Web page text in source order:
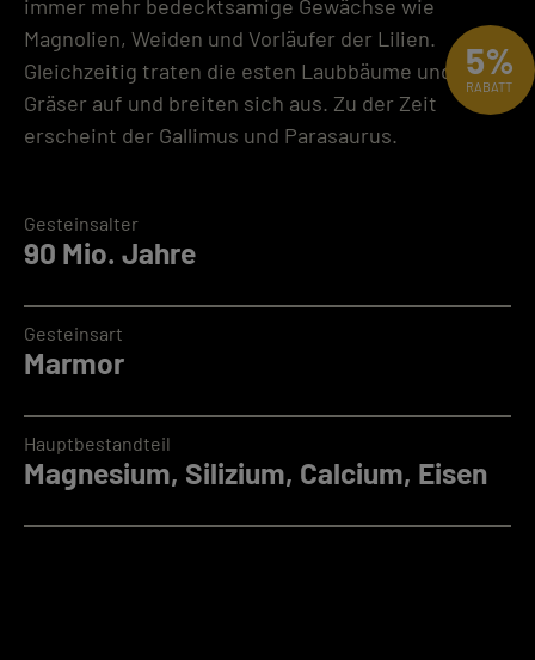
immer mehr bedecktsamige Gewächse wie
Magnolien, Weiden und Vorläufer der Lilien.
Gleichzeitig traten die esten Laubbäume und
Gräser auf und breiten sich aus. Zu der Zeit
erscheint der Gallimus und Parasaurus.
90 Mio. Jahre
Gesteinsalter
Marmor
Gesteinsart
Magnesium, Silizium, Calcium, Eisen
Hauptbestandteil
5%
RABATT